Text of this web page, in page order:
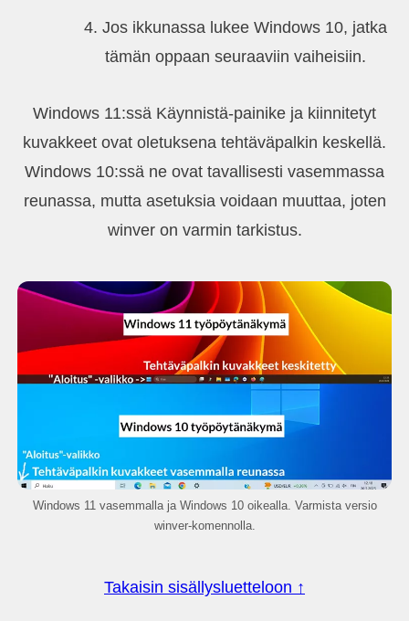
Jos ikkunassa lukee Windows 10, jatka
tämän oppaan seuraaviin vaiheisiin.
Windows 11:ssä Käynnistä-painike ja kiinnitetyt
kuvakkeet ovat oletuksena tehtäväpalkin keskellä.
Windows 10:ssä ne ovat tavallisesti vasemmassa
reunassa, mutta asetuksia voidaan muuttaa, joten
winver on varmin tarkistus.
Windows 11 vasemmalla ja Windows 10 oikealla. Varmista versio
winver-komennolla.
Takaisin sisällysluetteloon ↑